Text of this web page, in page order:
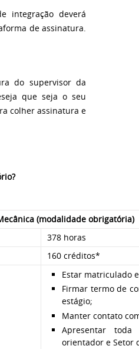
integração deverá
de assinatura.
do supervisor da
que seja o seu
colher assinatura e
(modalidade obrigatória)
378 horas
160 créditos*
Estar matriculado
Firmar termo de
estágio;
Manter contato
Apresentar toda
orientador e Setor